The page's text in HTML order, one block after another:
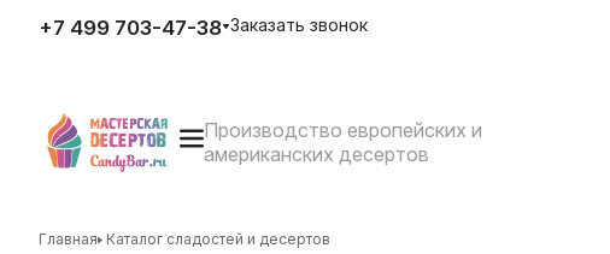
Главная Каталог сладостей и десертов
+7 499 703-47-38
E-mail
zakaz@candybar.ru
Адрес
Режим работы
Заказать звонок
Производство европейских и
американских десертов